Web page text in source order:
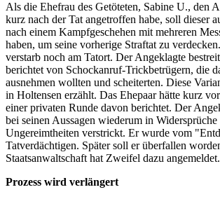
Als die Ehefrau des Getöteten, Sabine U., den
kurz nach der Tat angetroffen habe, soll dieser
nach einem Kampfgeschehen mit mehreren
haben, um seine vorherige Straftat zu
verstarb noch am Tatort. Der Angeklagte
berichtet von Schockanruf-Trickbetrügern, die
ausnehmen wollten und scheiterten. Diese
in Holtensen erzählt. Das Ehepaar hätte kurz
einer privaten Runde davon berichtet. Der
bei seinen Aussagen wiederum in Widersprüche
Ungereimtheiten verstrickt. Er wurde vom
Tatverdächtigen. Später soll er überfallen
Staatsanwaltschaft hat Zweifel dazu angemeldet.
Prozess wird verlängert